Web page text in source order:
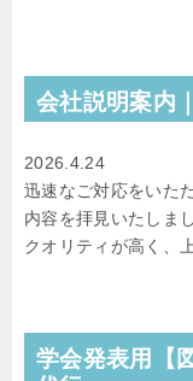
会社説明案内
2026.4.24
迅速なご対応をいた
内容を拝見いたしまし
クオリティが高く、
学会発表用【